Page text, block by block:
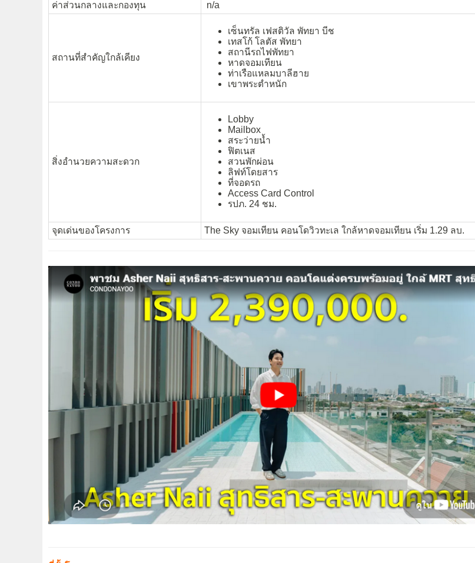
ค่าส่วนกลางและกองทุน
n/a
สถานที่สำคัญใกล้เคียง
เซ็นทรัล เฟสติวัล พัทยา บีช
เทสโก้ โลตัส พัทยา
สถานีรถไฟพัทยา
หาดจอมเทียน
ท่าเรือแหลมบาลีฮาย
เขาพระตำหนัก
สิ่งอำนวยความสะดวก
Lobby
Mailbox
สระว่ายน้ำ
ฟิตเนส
สวนพักผ่อน
ลิฟท์โดยสาร
ที่จอดรถ
Access Card Control
รปภ. 24 ชม.
จุดเด่นของโครงการ The Sky จอมเทียน คอนโดวิวทะเล ใกล้หาดจอมเทียน เริ่ม 1.29 ลบ.